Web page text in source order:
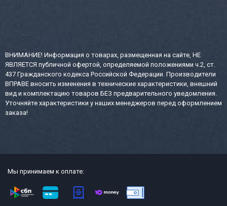
ВНИМАНИЕ! Информация о товарах, размещенная на сайте, НЕ
ЯВЛЯЕТСЯ публичной офертой, определяемой положениями ч.2, ст.
437 Гражданского кодекса Российской Федерации. Производители
ВПРАВЕ вносить изменения в технические характеристики, внешний
вид и комплектацию товаров БЕЗ предварительного уведомления.
Уточняйте характеристики у наших менеджеров перед оформлением
заказа!
Мы принимаем к оплате: